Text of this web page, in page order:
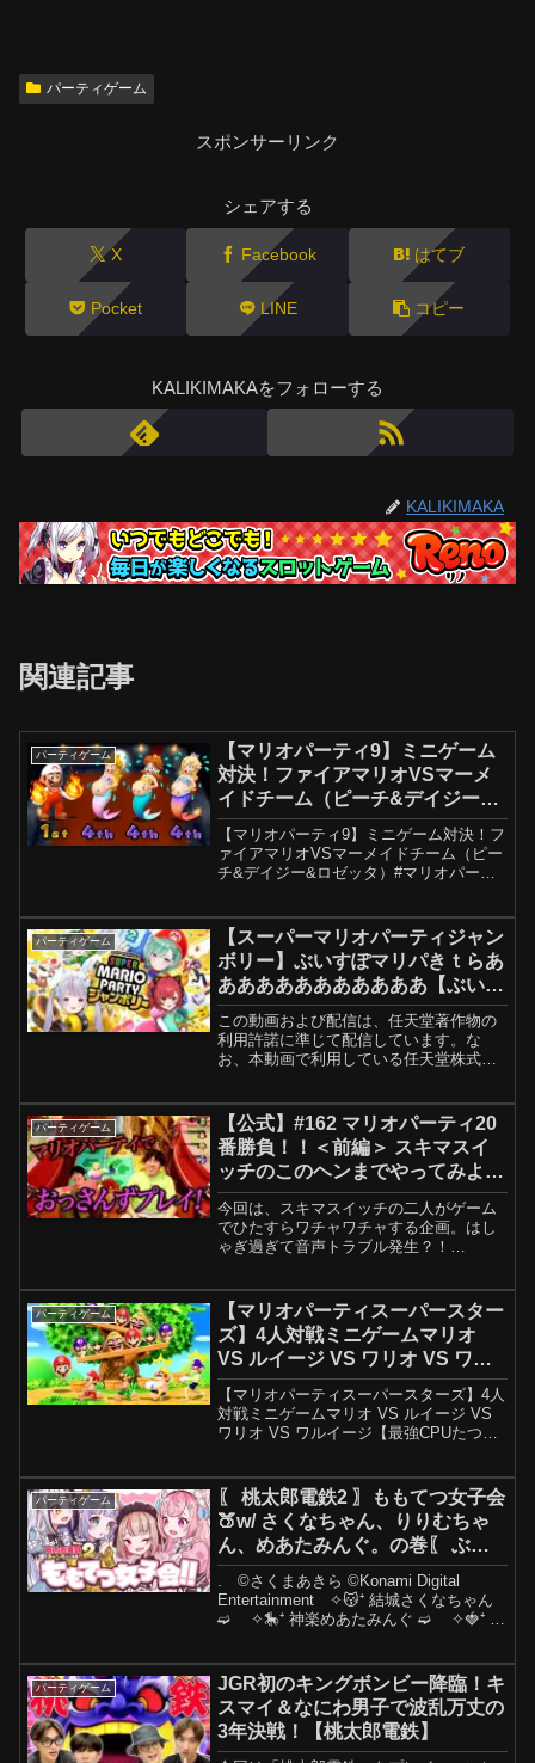
パーティゲーム
スポンサーリンク
シェアする
X Facebook はてブ
Pocket LINE コピー
KALIKIMAKAをフォローする
KALIKIMAKA
関連記事
パーティゲーム
【マリオパーティ9】ミニゲーム
対決！ファイアマリオVSマーメ
イドチーム（ピーチ&デイジー&
ロゼッタ）
【マリオパーティ9】ミニゲーム対決！フ
ァイアマリオVSマーメイドチーム（ピー
チ&デイジー&ロゼッタ）#マリオパーテ
てください、ありがとう！ ➤ 詳細を購
読: ➤...
パーティゲーム
【スーパーマリオパーティジャン
ボリー】ぶいすぽマリパきｔらあ
あああああああああああ【ぶいす
ぽ / 猫汰つな】
この動画および配信は、任天堂著作物の
利用許諾に準じて配信しています。な
お、本動画で利用している任天堂株式会
ﾟ ゜ﾟ *+:｡.｡.｡:+* ﾟ ...
パーティゲーム
【公式】#162 マリオパーティ20
番勝負！！＜前編＞ スキマスイ
ッチのこのヘンまでやってみよう
#162
今回は、スキマスイッチの二人がゲーム
でひたすらワチャワチャする企画。はし
ゃぎ過ぎて音声トラブル発生？！
任天堂株式会社の著作物の利用にあた
り、 同社よ...
パーティゲーム
【マリオパーティスーパースター
ズ】4人対戦ミニゲームマリオ
VS ルイージ VS ワリオ VS ワル
イージ【最強CPUたつじん】
【マリオパーティスーパースターズ】4人
対戦ミニゲームマリオ VS ルイージ VS
ワリオ VS ワルイージ【最強CPUたつじ
りがとう！ ➤ 詳細を購読: ➤スーパー ...
パーティゲーム
〖 桃太郎電鉄2 〗ももてつ女子会
🍑w/ さくなちゃん、りりむちゃ
ん、めあたみんぐ。の巻〖 ぶい
すぽっ！ / 夜乃くろむ 〗
. ©さくまあきら ©Konami Digital
Entertainment ✧😽⁺ 結城さくなちゃん
➫ ✧🎠⁺ 神楽めあたみんぐ ➫ ✧🍓⁺ 魔
⫘⫘⫘⫘⫘⫘⫘⫘⫘⫘⫘⫘⫘⫘
- ̀...
パーティゲーム
JGR初のキングボンビー降臨！キ
スマイ＆なにわ男子で波乱万丈の
3年決戦！【桃太郎電鉄】